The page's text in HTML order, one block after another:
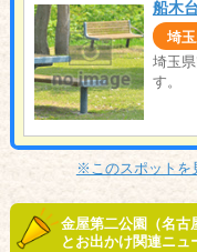
船木
埼
埼玉
す。
※このスポットを
金屋第二公園（名古
とお出かけ関連ニュ